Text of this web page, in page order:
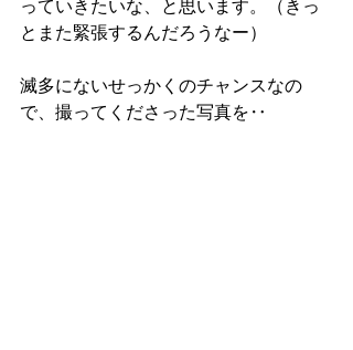
っていきたいな、と思います。（きっ
とまた緊張するんだろうなー）
滅多にないせっかくのチャンスなの
で、撮ってくださった写真を‥